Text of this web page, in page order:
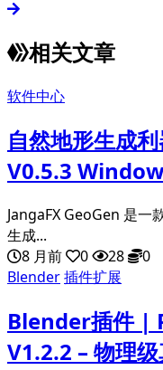
相关文章
软件中心
自然地形生成
V0.5.3
JangaFX GeoGen 是一
生成...
8 月前
0 28
0
Blender插件扩展
Blender插件 |
V1.2.2 – 物理